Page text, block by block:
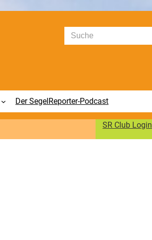
Suchen
Der SegelReporter-Podcast
SR Club Login